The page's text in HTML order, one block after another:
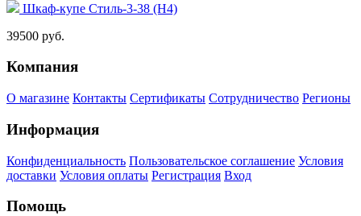
Шкаф-купе Стиль-3-38 (Н4)
39500 руб.
Компания
О магазине Контакты Сертификаты Сотрудничество Регионы
Информация
Конфиденциальность Пользовательское соглашение Условия
доставки Условия оплаты Регистрация Вход
Помощь